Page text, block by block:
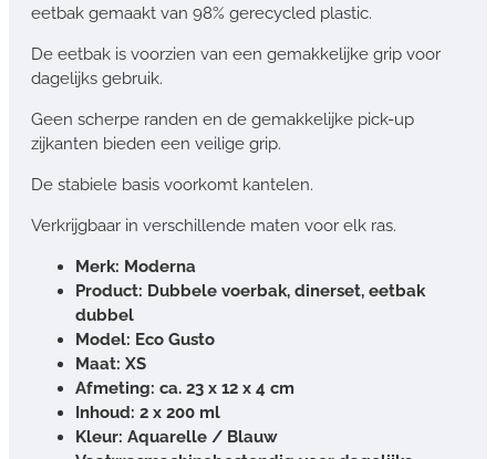
eetbak gemaakt van 98% gerecycled plastic.
De eetbak is voorzien van een gemakkelijke grip voor
dagelijks gebruik.
Geen scherpe randen en de gemakkelijke pick-up
zijkanten bieden een veilige grip.
De stabiele basis voorkomt kantelen.
Verkrijgbaar in verschillende maten voor elk ras.
Merk: Moderna
Product: Dubbele voerbak, dinerset, eetbak
dubbel
Model: Eco Gusto
Maat: XS
Afmeting: ca. 23 x 12 x 4 cm
Inhoud: 2 x 200 ml
Kleur: Aquarelle / Blauw